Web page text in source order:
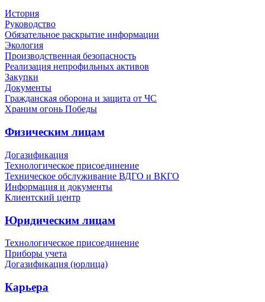
История
Руководство
Обязательное раскрытие информации
Экология
Производственная безопасность
Реализация непрофильных активов
Закупки
Документы
Гражданская оборона и защита от ЧС
Храним огонь Победы
Физическим лицам
Догазификация
Технологическое присоединение
Техническое обслуживание ВДГО и ВКГО
Информация и документы
Клиентский центр
Юридическим лицам
Технологическое присоединение
Приборы учета
Догазификация (юрлица)
Карьера